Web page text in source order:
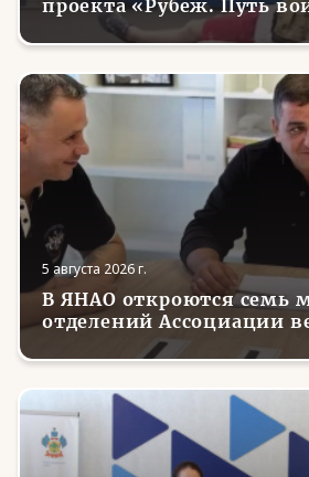
проекта «Рубеж. Путь
5 августа 2026 г.
В ЯНАО откроются семь
отделений Ассоциации